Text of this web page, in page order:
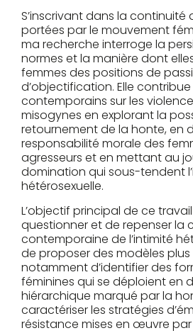
S’inscrivant dans la continuité
portées par le mouvement
ma recherche interroge la
normes et la manière dont
femmes des positions de
d’objectification. Elle
contemporains sur les
misogynes en explorant la
retournement de la honte, en
responsabilité morale des
agresseurs et en mettant au
domination qui sous-tendent
hétérosexuelle.
L’objectif principal de ce
questionner et de repenser la
contemporaine de l’intimité
de proposer des modèles plus
notamment d’identifier des
féminines qui se déploient en
hiérarchique marqué par la
caractériser les stratégies
résistance mises en œuvre par